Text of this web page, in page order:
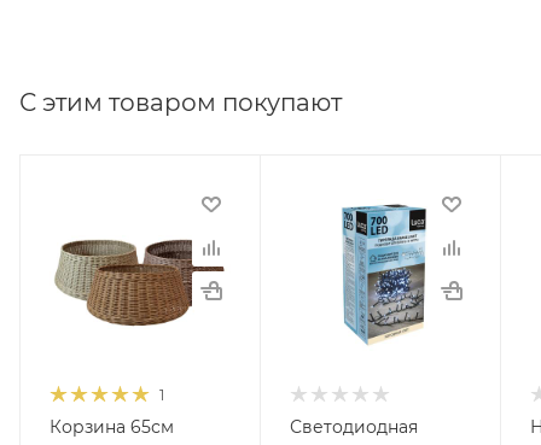
С этим товаром покупают
1
Корзина 65см
Светодиодная